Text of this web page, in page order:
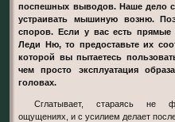
поспешных выводов. Наше дело
устраивать мышиную возню.
споров. Если у вас есть прямые
Леди Ню, то предоставьте их
которой вы пытаетесь
чем просто эксплуатация
головах.
Сглатывает, стараясь не фокусироваться на неприятные
ощущениях, и с усилием делает